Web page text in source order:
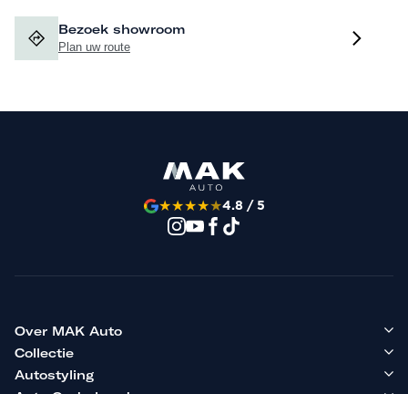
Bezoek showroom
Plan uw route
★★★★★4.8 / 5
Over MAK Auto
Collectie
Autostyling